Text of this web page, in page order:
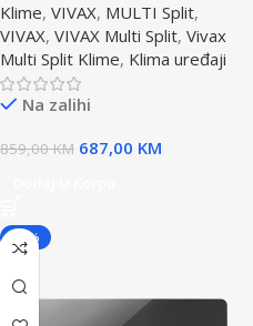
Unutrašnja Jedinica
Klime, VIVAX, MULTI Split,
VIVAX, VIVAX Multi Split, Vivax
Multi Split Klime, Klima uređaji
Na zalihi
859,00KM 687,00 KM
-20%